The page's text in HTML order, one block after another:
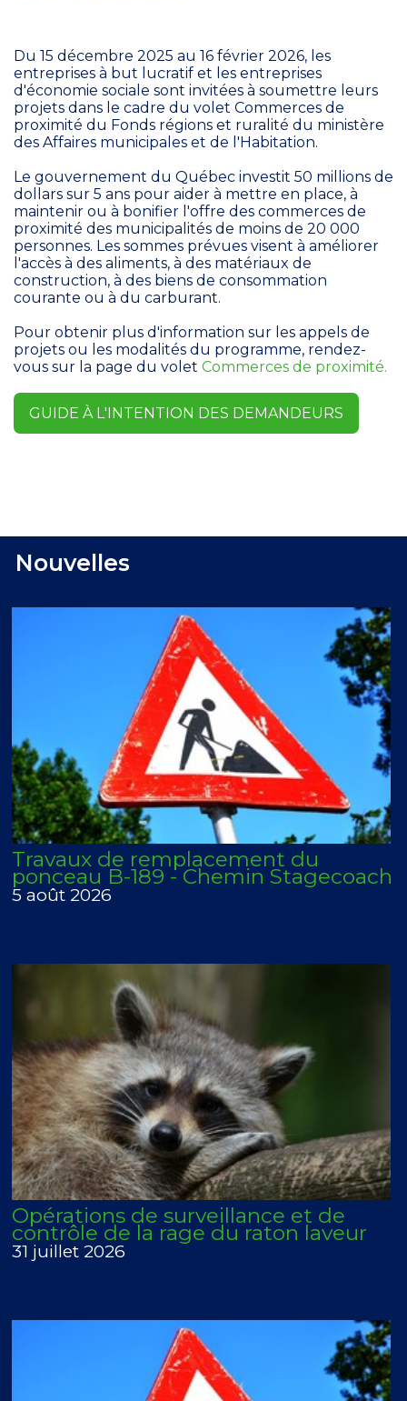
Du 15 décembre 2025 au 16 février 2026, les
entreprises à but lucratif et les entreprises
d'économie sociale sont invitées à soumettre leurs
projets dans le cadre du volet Commerces de
proximité du Fonds régions et ruralité du ministère
des Affaires municipales et de l'Habitation.
Le gouvernement du Québec investit 50 millions de
dollars sur 5 ans pour aider à mettre en place, à
maintenir ou à bonifier l'offre des commerces de
proximité des municipalités de moins de 20 000
personnes. Les sommes prévues visent à améliorer
l'accès à des aliments, à des matériaux de
construction, à des biens de consommation
courante ou à du carburant.
Pour obtenir plus d'information sur les appels de
projets ou les modalités du programme, rendez-
vous sur la page du volet Commerces de proximité.
GUIDE À L'INTENTION DES DEMANDEURS
Nouvelles
Travaux de remplacement du
ponceau B-189 - Chemin Stagecoach
5 août 2026
Opérations de surveillance et de
contrôle de la rage du raton laveur
31 juillet 2026